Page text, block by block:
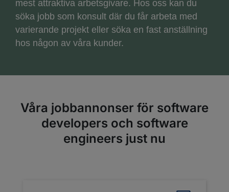
mest attraktiva arbetsgivare. Hos oss kan du
söka jobb som konsult där du får arbeta med
varierande projekt eller söka en fast anställning
hos någon av våra kunder.
Våra jobbannonser för software
developers och software
engineers just nu